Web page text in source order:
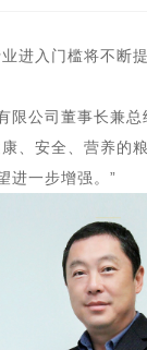
进入门槛将不断
限公司董事长兼
、安全、营养的
进一步增强。”